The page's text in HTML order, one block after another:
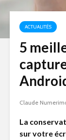
ACTUALITÉS
5
Claude
La
sur votre